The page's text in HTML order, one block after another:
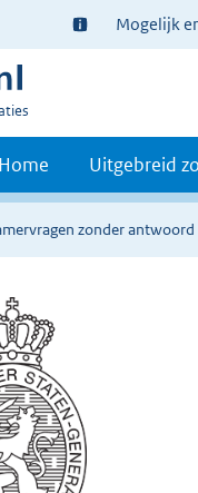
Ter
informatie:
Mogelijk
Home Uitgebreid
zonder